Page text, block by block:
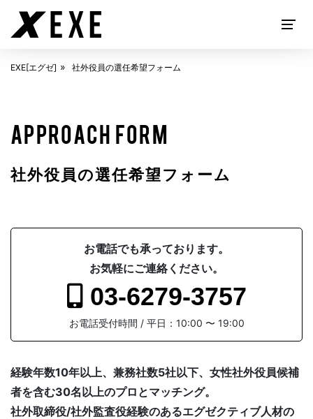
EXECUTIVE SEARCH
EXE[エグゼ]とは
SOLUTION
EXE[エグゼ] 社外役員の選任希望フォーム
APPROACH FORM
社外役員の選任希望フォーム
お電話でも承っております。
お気軽にご連絡ください。
03-6279-3757
お電話受付時間 / 平日：10:00 〜 19:00
経験年数10年以上、兼務社数5社以下、女性社外役員候補
者を含む30名以上のプロとマッチング。
社外取締役/社外監査役経験のあるエグゼクティブ人材の